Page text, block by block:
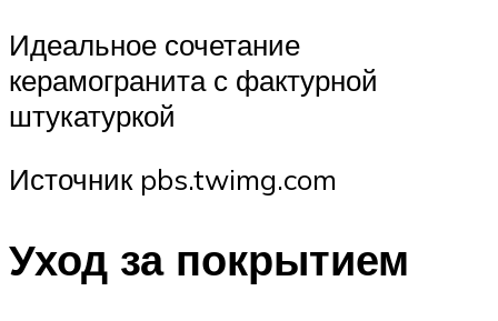
Идеальное сочетание
керамогранита с фактурной
штукатуркой
Источник pbs.twimg.com
Уход за покрытием